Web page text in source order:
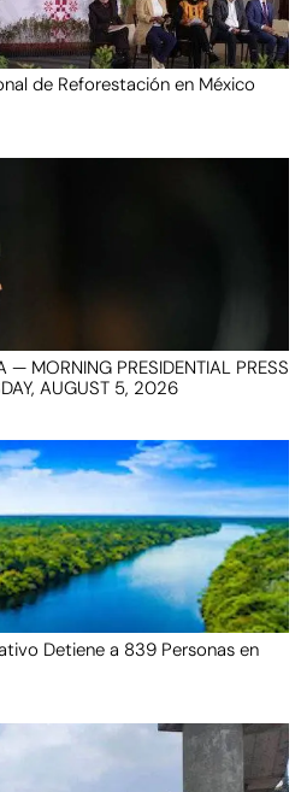
de Reforestación en México
— MORNING PRESIDENTIAL PRESS
AUGUST 5, 2026
Detiene a 839 Personas en